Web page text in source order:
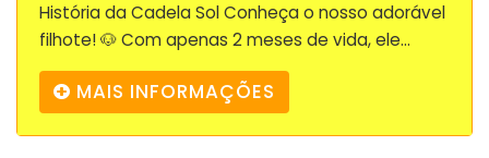
História da Cadela Sol Conheça o nosso adorável
filhote! 🐶 Com apenas 2 meses de vida, ele...
MAIS INFORMAÇÕES